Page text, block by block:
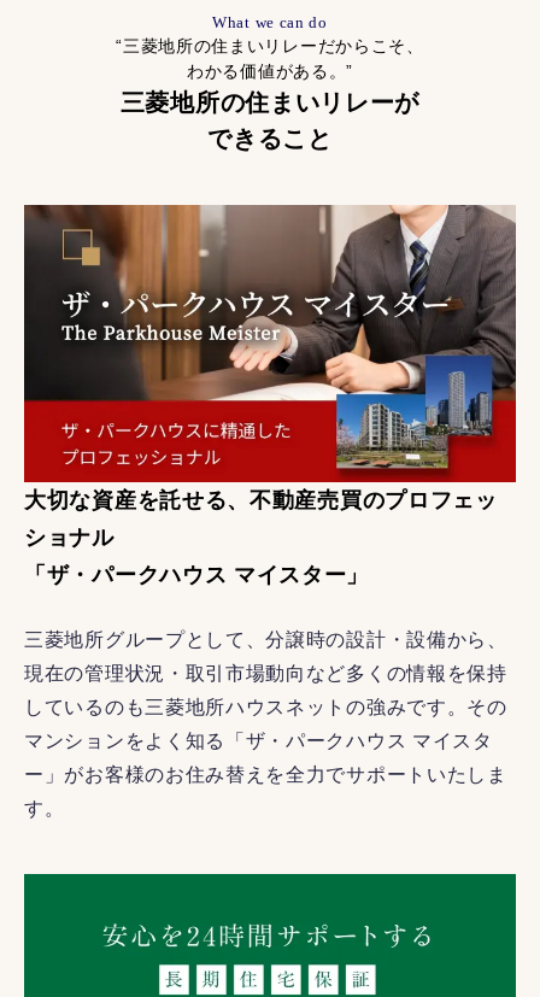
What we can do
“三菱地所の住まいリレーだからこそ、
わかる価値がある。”
三菱地所の住まいリレーが
できること
大切な資産を託せる、不動産売買のプロフェッ
ショナル
「ザ・パークハウス マイスター」
三菱地所グループとして、分譲時の設計・設備から、
現在の管理状況・取引市場動向など多くの情報を保持
しているのも三菱地所ハウスネットの強みです。その
マンションをよく知る「ザ・パークハウス マイスタ
ー」がお客様のお住み替えを全力でサポートいたしま
す。